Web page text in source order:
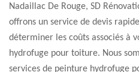
Nadaillac De Rouge, SD
offrons un service de devis
déterminer les coûts associés à
hydrofuge pour toiture. Nous
services de peinture hydrofuge